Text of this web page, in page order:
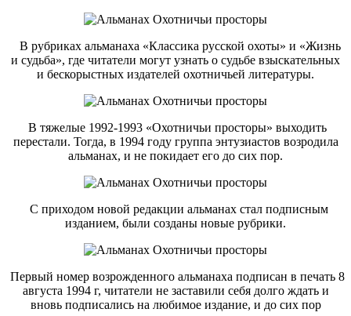
В рубриках альманаха «Классика русской охоты» и «Жизнь
и судьба», где читатели могут узнать о судьбе взыскательных
и бескорыстных издателей охотничьей литературы.
В тяжелые 1992-1993 «Охотничьи просторы» выходить
перестали. Тогда, в 1994 году группа энтузиастов возродила
альманах, и не покидает его до сих пор.
С приходом новой редакции альманах стал подписным
изданием, были созданы новые рубрики.
Первый номер возрожденного альманаха подписан в печать 8
августа 1994 г, читатели не заставили себя долго ждать и
вновь подписались на любимое издание, и до сих пор